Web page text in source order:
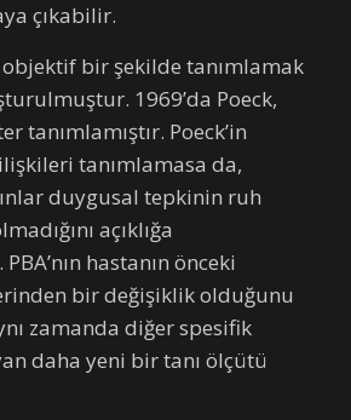
çıkabilir.
bir şekilde tanımlamak
1969’da Poeck,
tanımlamıştır. Poeck’in
tanımlamasa da,
duygusal tepkinin ruh
açıklığa
hastanın önceki
bir değişiklik olduğunu
zamanda diğer spesifik
daha yeni bir tanı ölçütü